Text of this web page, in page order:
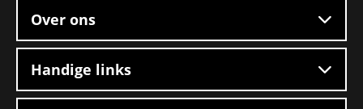
Over ons
Handige links